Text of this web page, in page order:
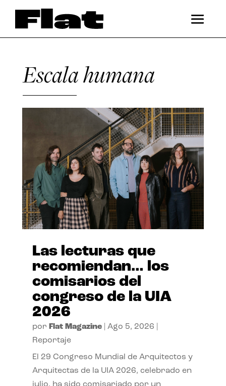
Escala humana
Las lecturas que
recomiendan… los
comisarios del
congreso de la UIA
2026
por Flat Magazine| Ago 5, 2026
Reportaje
El 29 Congreso Mundial de Arquitectos y
Arquitectas de la UIA 2026, celebrado en